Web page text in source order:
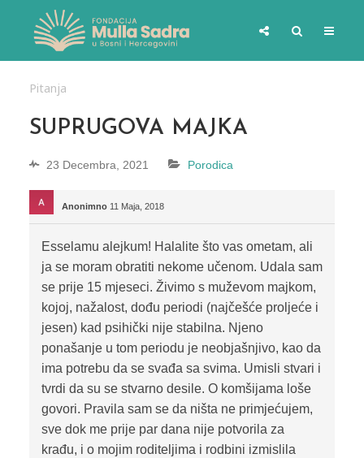
Pitanja
SUPRUGOVA MAJKA
23 Decembra, 2021 Porodica
Anonimno 11 Maja, 2018
Esselamu alejkum! Halalite što vas ometam, ali
ja se moram obratiti nekome učenom. Udala sam
se prije 15 mjeseci. Živimo s muževom majkom,
kojoj, nažalost, dođu periodi (najčešće proljeće i
jesen) kad psihički nije stabilna. Njeno
ponašanje u tom periodu je neobjašnjivo, kao da
ima potrebu da se svađa sa svima. Umisli stvari i
tvrdi da su se stvarno desile. O komšijama loše
govori. Pravila sam se da ništa ne primjećujem,
sve dok me prije par dana nije potvorila za
krađu, i o mojim roditeljima i rodbini izmislila